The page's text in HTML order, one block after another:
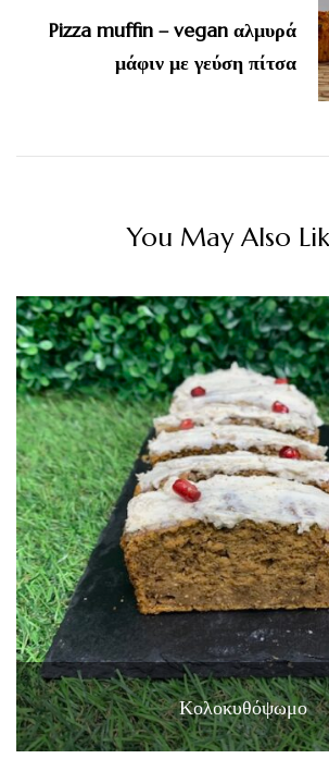
Pizza muffin – vegan αλμυρά
μάφιν με γεύση πίτσα
You May Also
Κολοκυθόψωμο